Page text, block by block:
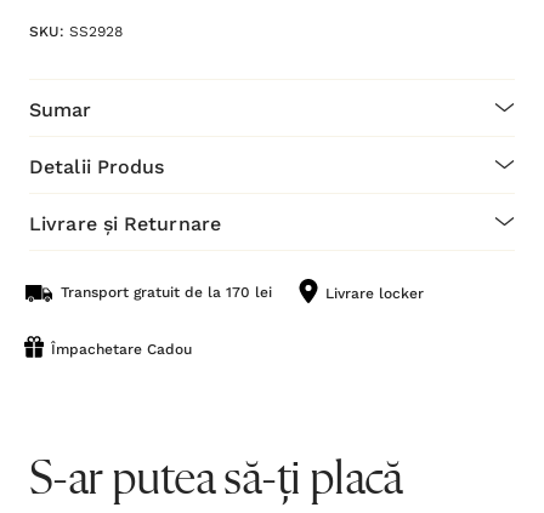
SKU: SS2928
Sumar
Detalii Produs
Livrare și Returnare
Transport gratuit de la 170 lei Livrare locker
Împachetare Cadou
S-ar putea să-ți placă